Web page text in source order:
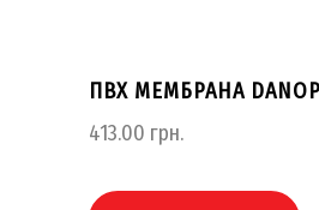
ПВХ МЕМБРАНА
413.00 грн.